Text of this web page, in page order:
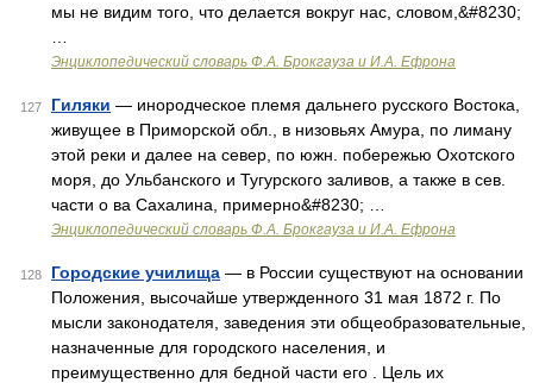
мы не видим того, что делается вокруг нас, словом,&#8230;
Энциклопедический словарь Ф.А. Брокгауза и И.А. Ефрона
127 Гиляки — инородческое племя дальнего русского Востока,
живущее в Приморской обл., в низовьях Амура, по лиману
этой реки и далее на север, по южн. побережью Охотского
моря, до Ульбанского и Тугурского заливов, а также в сев.
части о ва Сахалина, примерно&#8230; …
Энциклопедический словарь Ф.А. Брокгауза и И.А. Ефрона
128 Городские училища — в России существуют на основании
Положения, высочайше утвержденного 31 мая 1872 г. По
мысли законодателя, заведения эти общеобразовательные,
назначенные для городского населения, и
преимущественно для бедной части его . Цель их